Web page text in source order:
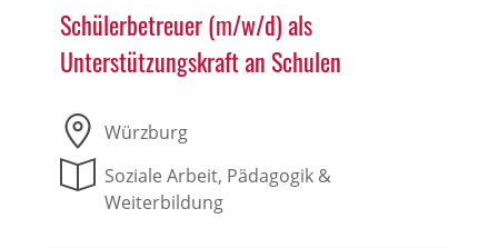
Schülerbetreuer (m/w/d) als
Unterstützungskraft an Schulen
Würzburg
Soziale Arbeit, Pädagogik &
Weiterbildung